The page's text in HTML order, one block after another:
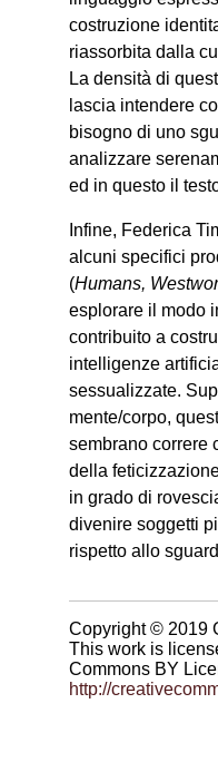
costruzione
riassorbita dalla
La densità di
lascia intendere
bisogno di uno
analizzare
ed in questo il
Infine, Federica
alcuni specifici
(Humans,
esplorare il modo
contribuito a
intelligenze
sessualizzate.
mente/corpo,
sembrano correre
della
in grado di
divenire soggetti
rispetto allo
Copyright © 2019
This work is
Commons BY
http://